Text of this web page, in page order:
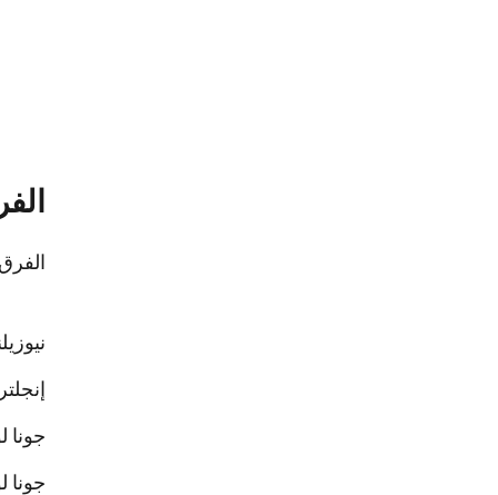
جونا
جونا لومو سجل 15